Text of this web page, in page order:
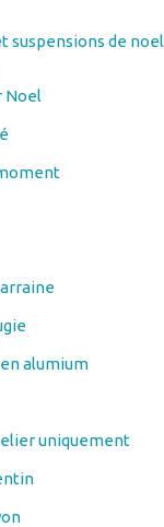
suspensions de noel
Noel
alumium
uniquement